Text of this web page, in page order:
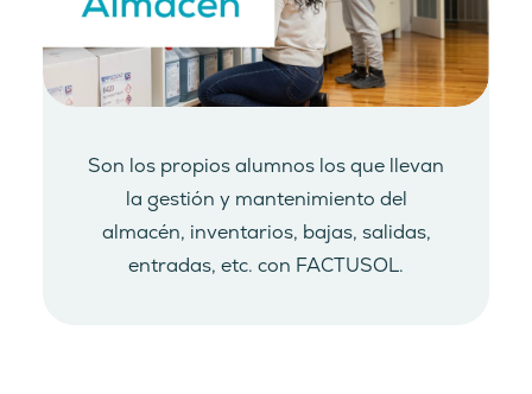
Son los propios alumnos los que llevan
la gestión y mantenimiento del
almacén, inventarios, bajas, salidas,
entradas, etc. con FACTUSOL.